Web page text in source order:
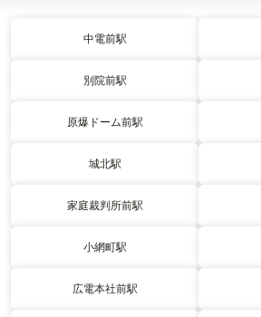
中電前駅
別院前駅
原爆ドーム前駅
城北駅
家庭裁判所前駅
小網町駅
広電本社前駅